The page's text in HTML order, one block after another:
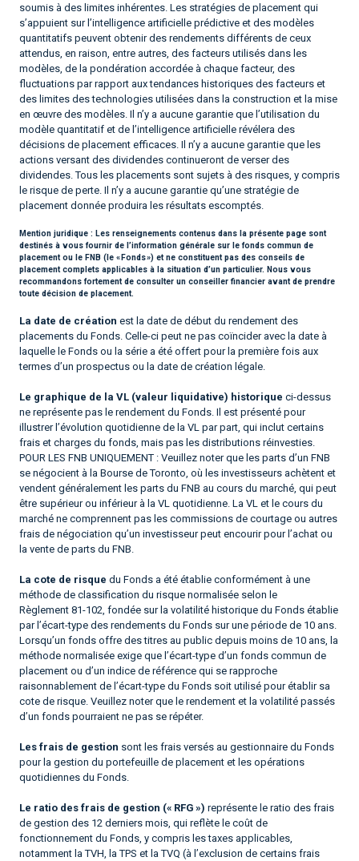
soumis à des limites inhérentes. Les stratégies de placement qui
s’appuient sur l’intelligence artificielle prédictive et des modèles
quantitatifs peuvent obtenir des rendements différents de ceux
attendus, en raison, entre autres, des facteurs utilisés dans les
modèles, de la pondération accordée à chaque facteur, des
fluctuations par rapport aux tendances historiques des facteurs et
des limites des technologies utilisées dans la construction et la mise
en œuvre des modèles. Il n’y a aucune garantie que l’utilisation du
modèle quantitatif et de l’intelligence artificielle révélera des
décisions de placement efficaces. Il n’y a aucune garantie que les
actions versant des dividendes continueront de verser des
dividendes. Tous les placements sont sujets à des risques, y compris
le risque de perte. Il n’y a aucune garantie qu’une stratégie de
placement donnée produira les résultats escomptés.
Mention juridique : Les renseignements contenus dans la présente page sont
destinés à vous fournir de l’information générale sur le fonds commun de
placement ou le FNB (le « Fonds ») et ne constituent pas des conseils de
placement complets applicables à la situation d’un particulier. Nous vous
recommandons fortement de consulter un conseiller financier avant de prendre
toute décision de placement.
La date de création est la date de début du rendement des
placements du Fonds. Celle-ci peut ne pas coïncider avec la date à
laquelle le Fonds ou la série a été offert pour la première fois aux
termes d’un prospectus ou la date de création légale.
Le graphique de la VL (valeur liquidative) historique ci-dessus
ne représente pas le rendement du Fonds. Il est présenté pour
illustrer l’évolution quotidienne de la VL par part, qui inclut certains
frais et charges du fonds, mais pas les distributions réinvesties.
POUR LES FNB UNIQUEMENT : Veuillez noter que les parts d’un FNB
se négocient à la Bourse de Toronto, où les investisseurs achètent et
vendent généralement les parts du FNB au cours du marché, qui peut
être supérieur ou inférieur à la VL quotidienne. La VL et le cours du
marché ne comprennent pas les commissions de courtage ou autres
frais de négociation qu’un investisseur peut encourir pour l’achat ou
la vente de parts du FNB.
La cote de risque du Fonds a été établie conformément à une
méthode de classification du risque normalisée selon le
Règlement 81-102, fondée sur la volatilité historique du Fonds établie
par l’écart-type des rendements du Fonds sur une période de 10 ans.
Lorsqu’un fonds offre des titres au public depuis moins de 10 ans, la
méthode normalisée exige que l’écart-type d’un fonds commun de
placement ou d’un indice de référence qui se rapproche
raisonnablement de l’écart-type du Fonds soit utilisé pour établir sa
cote de risque. Veuillez noter que le rendement et la volatilité passés
d’un fonds pourraient ne pas se répéter.
Les frais de gestion sont les frais versés au gestionnaire du Fonds
pour la gestion du portefeuille de placement et les opérations
quotidiennes du Fonds.
Le ratio des frais de gestion (« RFG ») représente le ratio des frais
de gestion des 12 derniers mois, qui reflète le coût de
fonctionnement du Fonds, y compris les taxes applicables,
notamment la TVH, la TPS et la TVQ (à l’exclusion de certains frais